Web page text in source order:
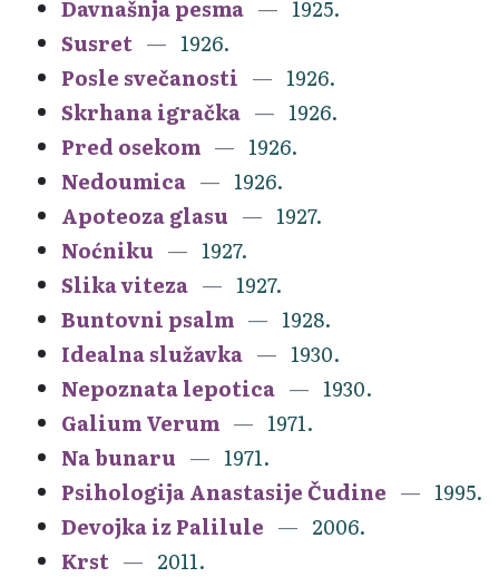
Davnašnja pesma
1925.
Susret
1926.
Posle svečanosti
1926.
Skrhana igračka
1926.
Pred osekom
1926.
Nedoumica
1926.
Apoteoza glasu
1927.
Noćniku
1927.
Slika viteza
1927.
Buntovni psalm
1928.
Idealna služavka
1930.
Nepoznata lepotica
1930.
Galium Verum
1971.
Na bunaru
1971.
Psihologija Anastasije Čudine
1995.
Devojka iz Palilule
2006.
Krst
2011.